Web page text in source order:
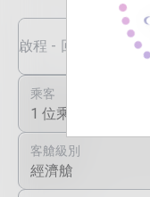
啟程 - 回程日期
乘客
1 位乘客
客艙級別
經濟艙